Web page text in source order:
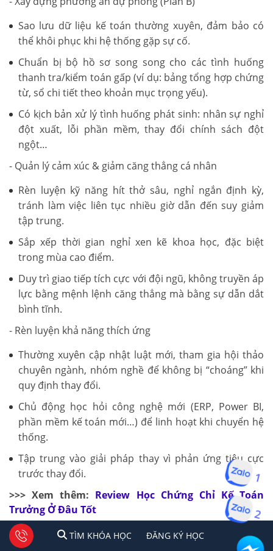
Sao lưu dữ liệu kế toán thường xuyên, đảm bảo có
thể khôi phục khi hệ thống gặp sự cố.
Chuẩn bị bộ hồ sơ song song cho các tình huống
thanh tra/kiểm toán gấp (ví dụ: bảng tổng hợp chứng
từ, sổ chi tiết theo khoản mục trọng yếu).
Có kịch bản xử lý tình huống phát sinh: nhân sự nghỉ
đột xuất, lỗi phần mềm, thay đổi chính sách đột
ngột…
- Quản lý cảm xúc & giảm căng thẳng cá nhân
Rèn luyện kỹ năng hít thở sâu, nghỉ ngắn định kỳ,
tránh làm việc liên tục nhiều giờ dẫn đến suy giảm
tập trung.
Sắp xếp thời gian nghỉ xen kẽ khoa học, đặc biệt
trong mùa cao điểm.
Duy trì giao tiếp tích cực với đội ngũ, không truyền áp
lực bằng mệnh lệnh căng thẳng mà bằng sự dẫn dắt
bình tĩnh.
- Rèn luyện khả năng thích ứng
Thường xuyên cập nhật luật mới, tham gia hội thảo
chuyên ngành, nhóm nghề để không bị “choáng” khi
quy định thay đổi.
Chủ động học hỏi công nghệ mới (ERP, Power BI,
phần mềm kế toán mới…) để linh hoạt khi chuyển hệ
thống.
Tập trung vào giải pháp thay vì phản ứng tiêu cực
trước thay đổi.
>>> Xem thêm: Review Học Chứng Chỉ Kế Toán
Trưởng Ở Đâu Tốt
III. Gợi Ý Lộ Trình Rèn Luyện 5 Kỹ Năng
TÌM KHÓA HỌC ĐĂNG KÍ HỌC
1 2 Tư vấn facebook
TÌM KHÓA HỌC ĐĂNG KÝ HỌC
1
2